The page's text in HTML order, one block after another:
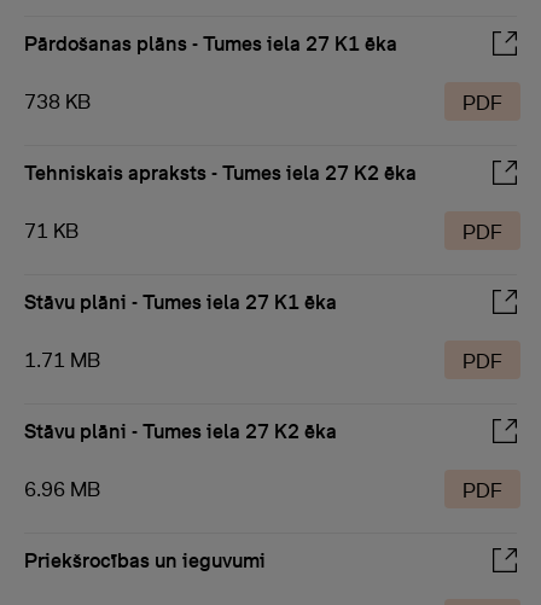
Pārdošanas plāns - Tumes iela 27 K1 ēka
738 KB PDF
Tehniskais apraksts - Tumes iela 27 K2 ēka
71 KB PDF
Stāvu plāni - Tumes iela 27 K1 ēka
1.71 MB PDF
Stāvu plāni - Tumes iela 27 K2 ēka
6.96 MB PDF
Priekšrocības un ieguvumi